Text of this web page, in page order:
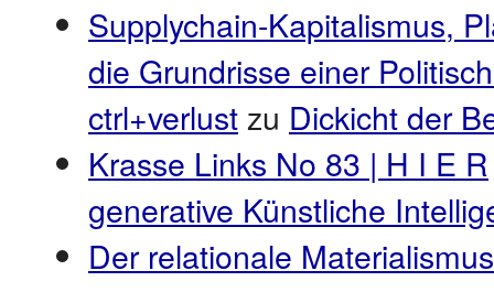
Supplychain-Kapitalismus,
die Grundrisse einer
ctrl+verlustzu Dickicht der
Krasse Links No 83 | H I E R
generative Künstliche
Der relationale